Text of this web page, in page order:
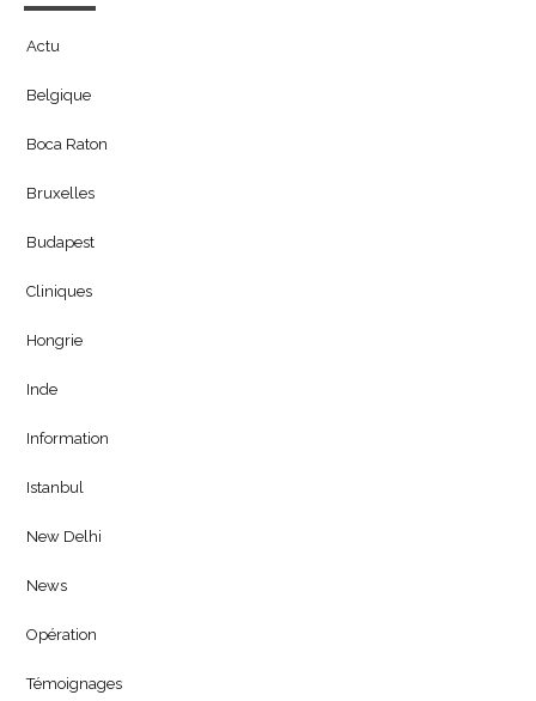
Actu
Belgique
Boca Raton
Bruxelles
Budapest
Cliniques
Hongrie
Inde
Information
Istanbul
New Delhi
News
Opération
Témoignages